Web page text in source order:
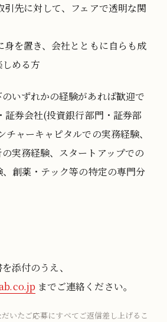
引先に対して、フェアで透明な関
身を置き、会社とともに自らも成
める方
いずれかの経験があれば歓迎で
証券会社(投資銀行部門・証券部
ャーキャピタルでの実務経験、
実務経験、スタートアップでの
創薬・テック等の特定の専門分
添付のうえ、
までご連絡ください。
いたご応募にすべてご返信差し上げるこ